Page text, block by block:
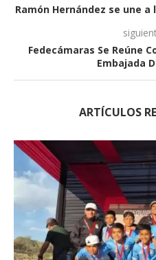
Ramón Hernández se une
Fedecámaras Se Reúne
Embajada
ARTÍCULOS